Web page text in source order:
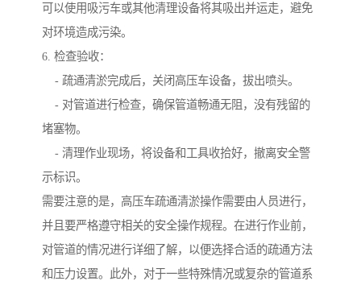
可以使用吸污车或其他清理设备将其吸出并运走，避免
对环境造成污染。
6. 检查验收：
- 疏通清淤完成后，关闭高压车设备，拔出喷头。
- 对管道进行检查，确保管道畅通无阻，没有残留的
堵塞物。
- 清理作业现场，将设备和工具收拾好，撤离安全警
示标识。
需要注意的是，高压车疏通清淤操作需要由人员进行，
并且要严格遵守相关的安全操作规程。在进行作业前，
对管道的情况进行详细了解，以便选择合适的疏通方法
和压力设置。此外，对于一些特殊情况或复杂的管道系